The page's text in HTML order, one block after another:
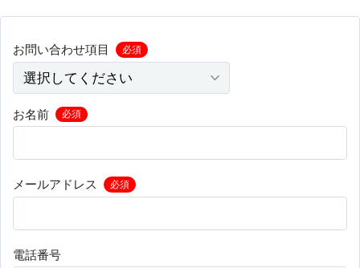
お問い合わせ項目 必須
お名前 必須
メールアドレス 必須
電話番号